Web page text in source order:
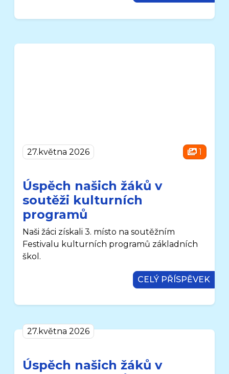
27.května 2026 1
Úspěch našich žáků v
soutěži kulturních
programů
Naši žáci získali 3. místo na soutěžním
Festivalu kulturních programů základních
škol.
CELÝ PŘÍSPĚVEK
27.května 2026
Úspěch našich žáků v